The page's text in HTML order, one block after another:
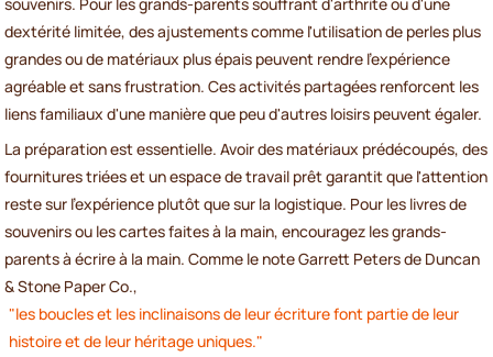
dextérité limitée, des ajustements comme l'utilisation de perles plus
grandes ou de matériaux plus épais peuvent rendre l'expérience
agréable et sans frustration. Ces activités partagées renforcent les
liens familiaux d'une manière que peu d'autres loisirs peuvent égaler.
La préparation est essentielle. Avoir des matériaux prédécoupés, des
fournitures triées et un espace de travail prêt garantit que l'attention
reste sur l'expérience plutôt que sur la logistique. Pour les livres de
souvenirs ou les cartes faites à la main, encouragez les grands-
parents à écrire à la main. Comme le note Garrett Peters de Duncan
& Stone Paper Co.,
"les boucles et les inclinaisons de leur écriture font partie de leur
histoire et de leur héritage uniques."